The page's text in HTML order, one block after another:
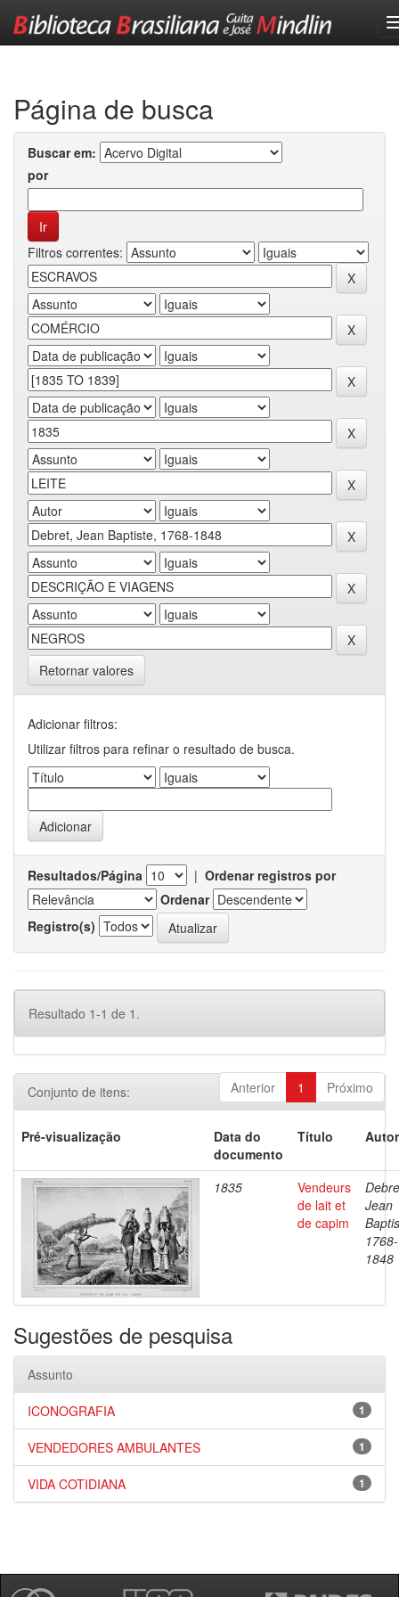
Página de busca
Buscar em:
por
Filtros correntes:
Retornar valores
Adicionar filtros:
Utilizar filtros para refinar o resultado de busca.
Resultados/Página | Ordenar registros por
Ordenar
Registro(s)
Resultado 1-1 de 1.
Anterior 1 Próximo
Conjunto de itens:
Pré-visualização
Data do
documento
Título
1835
Vendeurs
de lait et
de capim
Jean
1768-
1848
Sugestões de pesquisa
Assunto
1
ICONOGRAFIA
1
VENDEDORES AMBULANTES
1
VIDA COTIDIANA